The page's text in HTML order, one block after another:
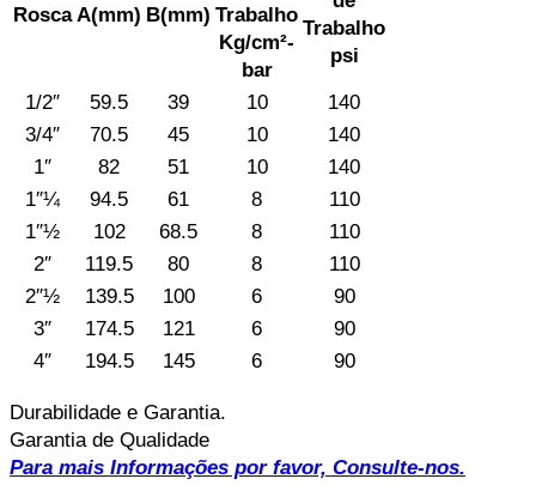
Rosca A(mm) B(mm) Trabalho
Kg/cm²-
bar
Trabalho
psi
1/2″ 59.5 39 10
140
3/4″
70.5 45 10
140
1″
82 51 10
140
1″¼
94.5 61 8
110
1″½
102 68.5 8
110
2″
119.5 80 8
110
2″½
139.5 100 6
90
3″
174.5 121 6
90
4″
194.5 145 6 90
Durabilidade e Garantia.
Garantia de Qualidade
Para mais Informações por favor, Consulte-nos.